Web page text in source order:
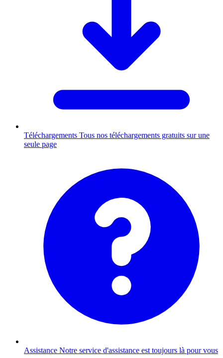
Téléchargements Tous nos téléchargements gratuits sur une
seule page
Assistance Notre service d'assistance est toujours là pour vous